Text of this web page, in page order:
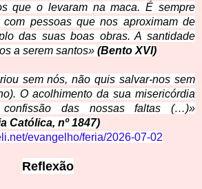
que o levaram na maca. É sempre
pessoas que nos aproximam de
das suas boas obras. A santidade
a serem santos» (Bento XVI)
sem nós, não quis salvar-nos sem
O acolhimento da sua misericórdia
das nossas faltas (…)»
Católica, nº 1847)
evangelho/feria/2026-07-02
Reflexão